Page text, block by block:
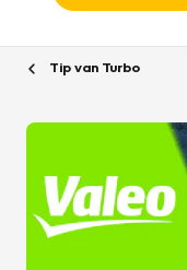
Tip van Turbo